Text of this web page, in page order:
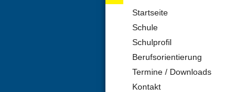
Navigation
Startseite
Schule
Schulprofil
Berufsorientierung
Termine / Downloads
Kontakt